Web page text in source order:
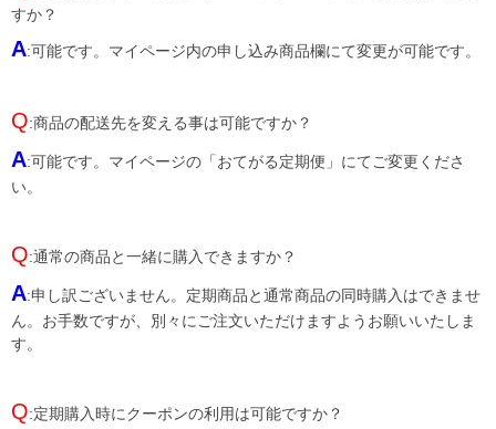
すか？
A:可能です。マイページ内の申し込み商品欄にて変更が可能です。
Q:商品の配送先を変える事は可能ですか？
A:可能です。マイページの「おてがる定期便」にてご変更くださ
い。
Q:通常の商品と一緒に購入できますか？
A:申し訳ございません。定期商品と通常商品の同時購入はできませ
ん。お手数ですが、別々にご注文いただけますようお願いいたしま
す。
Q:定期購入時にクーポンの利用は可能ですか？